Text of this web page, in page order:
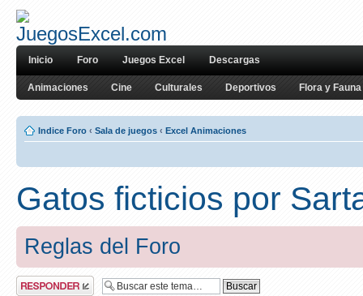
Inicio Foro Juegos Excel Descargas
Animaciones Cine Culturales Deportivos Flora y Fauna
Indice Foro ‹ Sala de juegos ‹ Excel Animaciones
Gatos ficticios por
Reglas del Foro
Publicar una
respuesta